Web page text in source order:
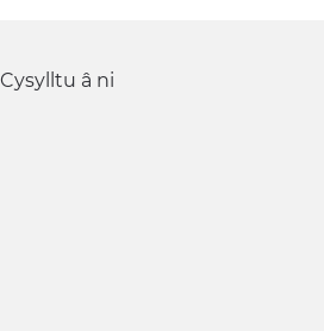
Cysylltu â ni